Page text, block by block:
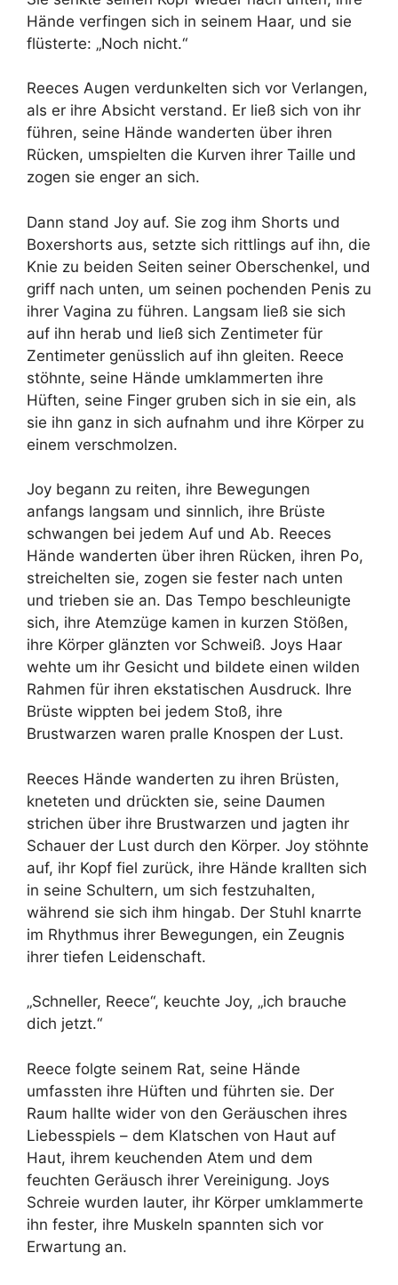
Hände verfingen sich in seinem Haar, und sie
flüsterte: „Noch nicht.“
Reeces Augen verdunkelten sich vor Verlangen,
als er ihre Absicht verstand. Er ließ sich von ihr
führen, seine Hände wanderten über ihren
Rücken, umspielten die Kurven ihrer Taille und
zogen sie enger an sich.
Dann stand Joy auf. Sie zog ihm Shorts und
Boxershorts aus, setzte sich rittlings auf ihn, die
Knie zu beiden Seiten seiner Oberschenkel, und
griff nach unten, um seinen pochenden Penis zu
ihrer Vagina zu führen. Langsam ließ sie sich
auf ihn herab und ließ sich Zentimeter für
Zentimeter genüsslich auf ihn gleiten. Reece
stöhnte, seine Hände umklammerten ihre
Hüften, seine Finger gruben sich in sie ein, als
sie ihn ganz in sich aufnahm und ihre Körper zu
einem verschmolzen.
Joy begann zu reiten, ihre Bewegungen
anfangs langsam und sinnlich, ihre Brüste
schwangen bei jedem Auf und Ab. Reeces
Hände wanderten über ihren Rücken, ihren Po,
streichelten sie, zogen sie fester nach unten
und trieben sie an. Das Tempo beschleunigte
sich, ihre Atemzüge kamen in kurzen Stößen,
ihre Körper glänzten vor Schweiß. Joys Haar
wehte um ihr Gesicht und bildete einen wilden
Rahmen für ihren ekstatischen Ausdruck. Ihre
Brüste wippten bei jedem Stoß, ihre
Brustwarzen waren pralle Knospen der Lust.
Reeces Hände wanderten zu ihren Brüsten,
kneteten und drückten sie, seine Daumen
strichen über ihre Brustwarzen und jagten ihr
Schauer der Lust durch den Körper. Joy stöhnte
auf, ihr Kopf fiel zurück, ihre Hände krallten sich
in seine Schultern, um sich festzuhalten,
während sie sich ihm hingab. Der Stuhl knarrte
im Rhythmus ihrer Bewegungen, ein Zeugnis
ihrer tiefen Leidenschaft.
„Schneller, Reece“, keuchte Joy, „ich brauche
dich jetzt.“
Reece folgte seinem Rat, seine Hände
umfassten ihre Hüften und führten sie. Der
Raum hallte wider von den Geräuschen ihres
Liebesspiels – dem Klatschen von Haut auf
Haut, ihrem keuchenden Atem und dem
feuchten Geräusch ihrer Vereinigung. Joys
Schreie wurden lauter, ihr Körper umklammerte
ihn fester, ihre Muskeln spannten sich vor
Erwartung an.